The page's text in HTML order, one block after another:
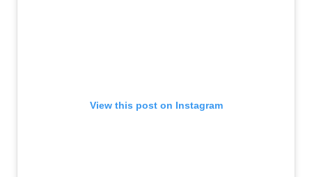
View this post on Instagram